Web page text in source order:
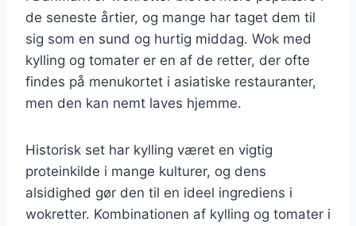
de seneste årtier, og mange har taget dem til
sig som en sund og hurtig middag. Wok med
kylling og tomater er en af de retter, der ofte
findes på menukortet i asiatiske restauranter,
men den kan nemt laves hjemme.
Historisk set har kylling været en vigtig
proteinkilde i mange kulturer, og dens
alsidighed gør den til en ideel ingrediens i
wokretter. Kombinationen af kylling og tomater i